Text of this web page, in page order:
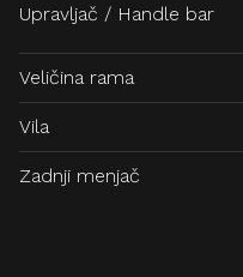
Upravljač / Handle bar
Veličina rama
Vila
Zadnji menjač